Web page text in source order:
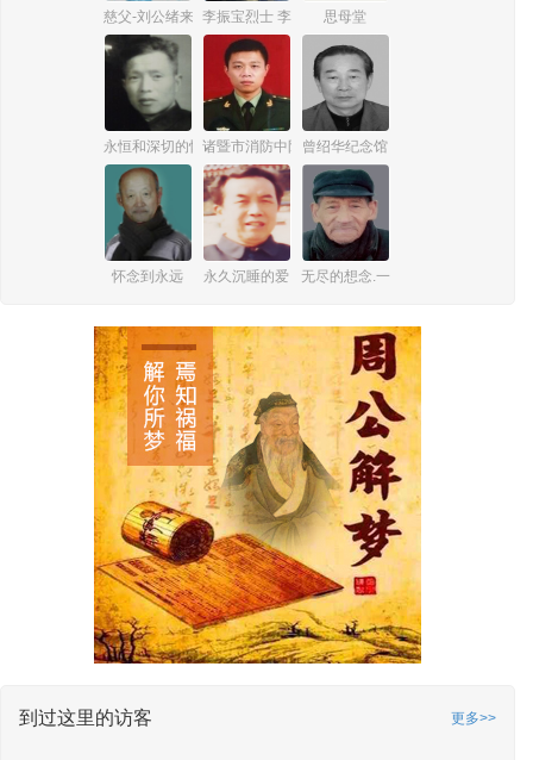
慈父-刘公绪来 李振宝烈士 李克珍 思母堂
永恒和深切的怀念诸暨市消防中队副指导员田思嘉纪念馆
曾绍华纪念馆
怀念到永远 永久沉睡的爱 无尽的想念.一生的牵挂
到过这里的访客 更多>>